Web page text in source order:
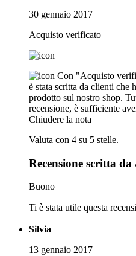
30 gennaio 2017
Acquisto verificato
Con "Acquisto
è stata scritta da clienti che
prodotto sul nostro shop.
recensione, è sufficiente
Chiudere la nota
Valuta con 4 su 5 stelle.
Recensione scritta da
Buono
Ti è stata utile questa
Silvia
13 gennaio 2017